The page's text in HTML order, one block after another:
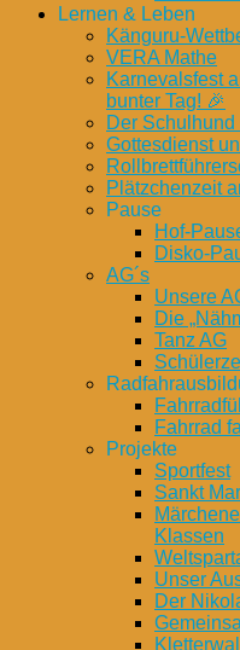
Lernen & Leben
Känguru-
VERA Mathe
Karnevalsfest
bunter Tag! 🎉
Der Schulhund
Gottesdienst
Plätzchenzeit
Pause
Hof-
Disko-
AG´s
Unsere
Die
Tanz AG
Fahrrad
Projekte
Sportfest
Sankt
Klassen
Unser
Der